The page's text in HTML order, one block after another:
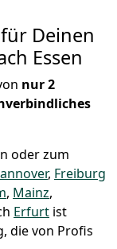
Deinen
Essen
nur 2
oder zum
, Freiburg
, Mainz,
Erfurt ist
die von Profis